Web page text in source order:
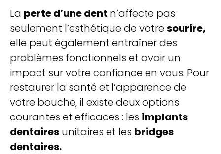
La perte d’une dent n’affecte pas
seulement l’esthétique de votresourire,
elle peut également entraîner des
problèmes fonctionnels et avoir un
impact sur votre confiance en vous. Pour
restaurer la santé et l’apparence de
votre bouche, il existe deux options
courantes et efficaces : les implants
dentaires unitaires et les bridges
dentaires.